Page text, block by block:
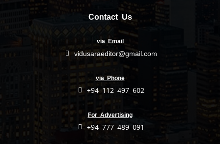
Contact Us
via Email
vidusaraeditor@gmail.com
via Phone
+94 112 497 602
For Advertising
+94 777 489 091